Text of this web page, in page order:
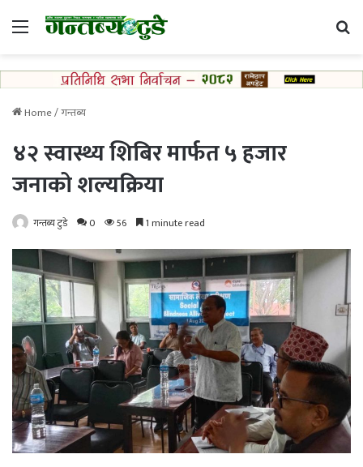
Menu
Home/गन्तब्य
४२ स्वास्थ्य शिबिर मार्फत ५ हजार
जनाको शल्यक्रिया
गन्तब्य टुडे 0 56 1 minute read